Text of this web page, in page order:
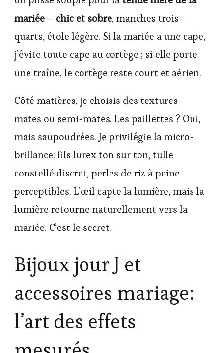
mariée – chic et sobre, manches trois-
quarts, étole légère. Si la mariée a une cape,
j’évite toute cape au cortège ; si elle porte
une traîne, le cortège reste court et aérien.
Côté matières, je choisis des textures
mates ou semi-mates. Les paillettes ? Oui,
mais saupoudrées. Je privilégie la micro-
brillance: fils lurex ton sur ton, tulle
constellé discret, perles de riz à peine
perceptibles. L’œil capte la lumière, mais la
lumière retourne naturellement vers la
mariée. C’est le secret.
Bijoux jour J et
accessoires mariage:
l’art des effets